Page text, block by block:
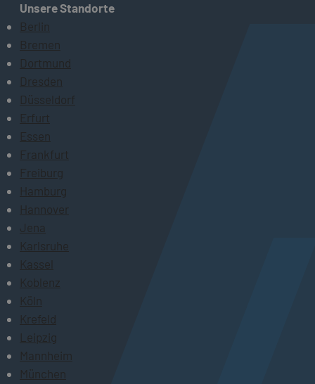
Unsere Standorte
Berlin
Bremen
Dortmund
Dresden
Düsseldorf
Erfurt
Essen
Frankfurt
Freiburg
Hamburg
Hannover
Jena
Karlsruhe
Kassel
Koblenz
Köln
Krefeld
Leipzig
Mannheim
München